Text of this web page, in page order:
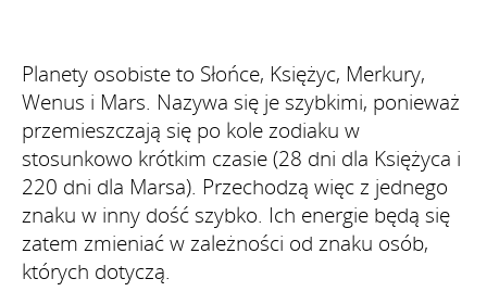
Planety osobiste to Słońce, Księżyc, Merkury,
Wenus i Mars. Nazywa się je szybkimi, ponieważ
przemieszczają się po kole zodiaku w
stosunkowo krótkim czasie (28 dni dla Księżyca i
220 dni dla Marsa). Przechodzą więc z jednego
znaku w inny dość szybko. Ich energie będą się
zatem zmieniać w zależności od znaku osób,
których dotyczą.